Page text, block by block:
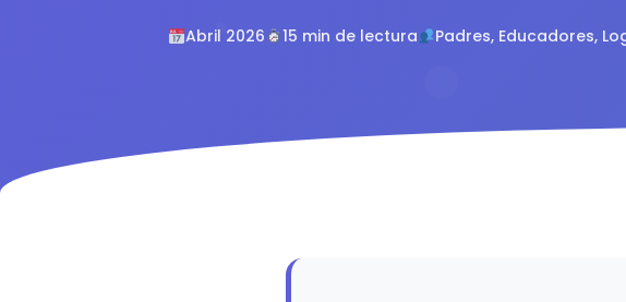
Abril 2026 15 min de lectura Padres, Educadores,